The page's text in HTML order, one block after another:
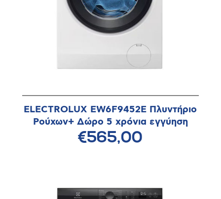
ELECTROLUX EW6F9452E Πλυντήριο
Ρούχων+ Δώρο 5 χρόνια εγγύηση
€565,00